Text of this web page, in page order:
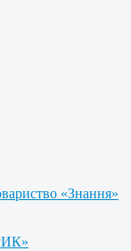
«Знання»